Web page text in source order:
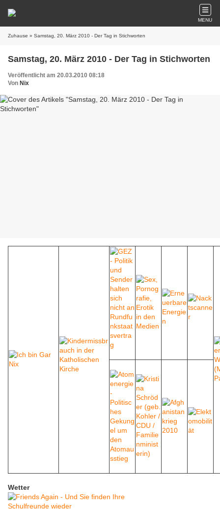
MENU
Zuhause » Samstag, 20. März 2010 - Der Tag in Stichworten
Samstag, 20. März 2010 - Der Tag in Stichworten
Veröffentlicht am 20.03.2010 08:18
Von Nix
Wetter